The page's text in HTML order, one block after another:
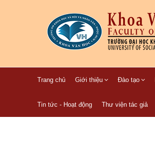
Trang chủ Giới thiệu Đào tạo
Tin tức - Hoạt động Thư viện tác giả